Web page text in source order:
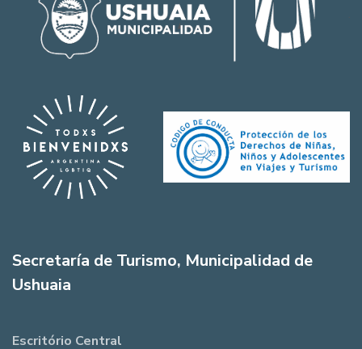
Secretaría de Turismo, Municipalidad de
Ushuaia
Escritório Central